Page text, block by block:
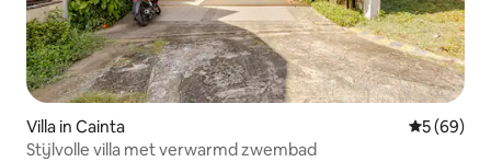
Villa in Cainta
5 (69)
Stijlvolle villa met verwarmd zwembad